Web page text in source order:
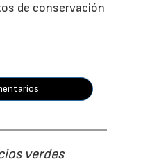
de conservación
verdes